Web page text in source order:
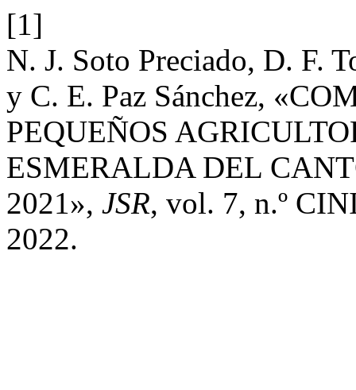
[1]
N. J. Soto Preciado, D. F.
y C. E. Paz Sánchez,
PEQUEÑOS
ESMERALDA DEL
2021», JSR, vol. 7, n.º
2022.